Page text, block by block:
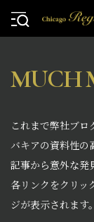
MUCH
これまで弊社ブ
バキアの資料性の
記事から意外な発
各リンクをクリッ
ジが表示されます。